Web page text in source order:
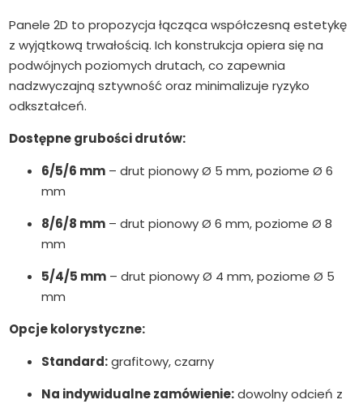
Panele 2D to propozycja łącząca współczesną estetykę
z wyjątkową trwałością. Ich konstrukcja opiera się na
podwójnych poziomych drutach, co zapewnia
nadzwyczajną sztywność oraz minimalizuje ryzyko
odkształceń.
Dostępne grubości drutów:
6/5/6 mm – drut pionowy Ø 5 mm, poziome Ø 6
mm
8/6/8 mm – drut pionowy Ø 6 mm, poziome Ø 8
mm
5/4/5 mm – drut pionowy Ø 4 mm, poziome Ø 5
mm
Opcje kolorystyczne:
Standard:grafitowy, czarny
Na indywidualne zamówienie:dowolny odcień z